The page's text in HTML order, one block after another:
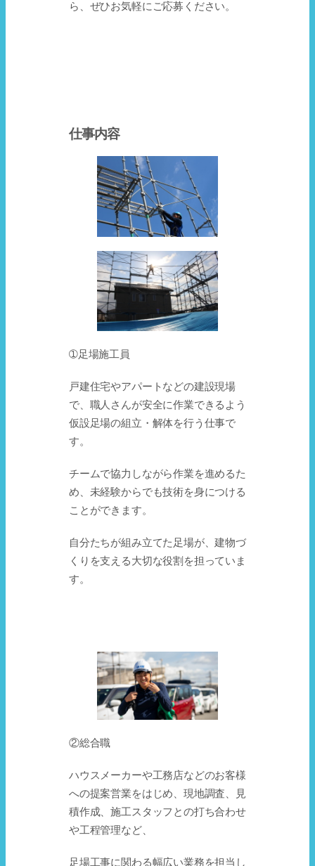
ら、ぜひお気軽にご応募ください。
仕事内容
➀足場施工員
戸建住宅やアパートなどの建設現場
で、職人さんが安全に作業できるよう
仮設足場の組立・解体を行う仕事で
す。
チームで協力しながら作業を進めるた
め、未経験からでも技術を身につける
ことができます。
自分たちが組み立てた足場が、建物づ
くりを支える大切な役割を担っていま
す。
②総合職
ハウスメーカーや工務店などのお客様
への提案営業をはじめ、現地調査、見
積作成、施工スタッフとの打ち合わせ
や工程管理など、
足場工事に関わる幅広い業務を担当し